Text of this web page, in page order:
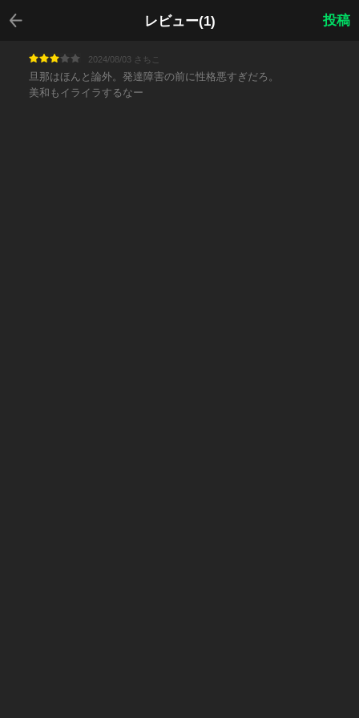
レビュー(1)
戻る
投稿
2024/08/03 さちこ
旦那はほんと論外。発達障害の前に性格悪すぎだろ。
美和もイライラするなー